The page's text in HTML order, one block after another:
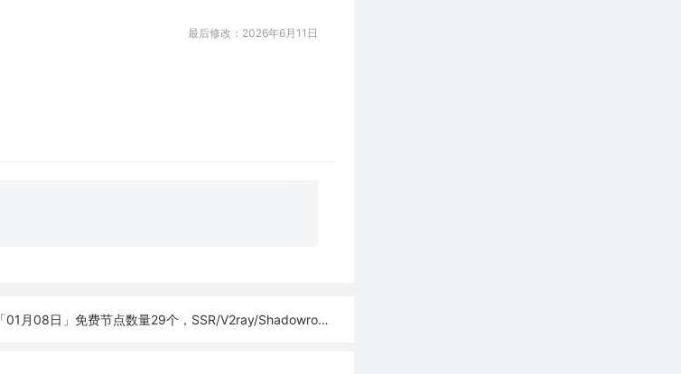
最后修改：2026年6月11日
「01月08日」免费节点数量29个，SSR/V2ray/Shadowrocket/Clash订阅链接